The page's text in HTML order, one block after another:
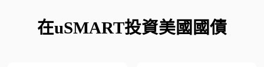
在uSMART投資美國國債